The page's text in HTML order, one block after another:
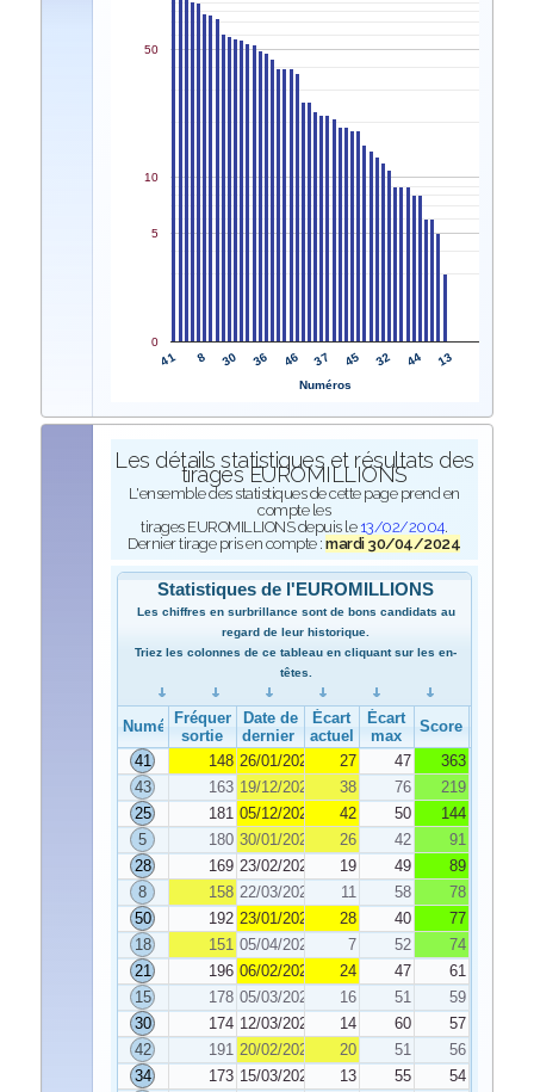
41 8 30 36 46 37 45 32 44 13
0
5
10
50
Numéros
Les détails statistiques et résultats des
tirages EUROMILLIONS
L'ensemble des statistiques de cette page prend en
compte les
tirages EUROMILLIONS depuis le 13/02/2004.
Dernier tirage pris en compte :mardi 30/04/2024
Statistiques de l'EUROMILLIONS
Les chiffres en surbrillance sont de bons candidats au
regard de leur historique.
Triez les colonnes de ce tableau en cliquant sur les en-
têtes.
NuméroFréquence de
sortie
Date de
dernier tirage
Écart
actuel
Écart
max
Score
41
148 26/01/2024 27 47
363
43
163 19/12/2023 38 76
219
25
181 05/12/2023 42 50
144
5
180 30/01/2024 26 42
91
28
169 23/02/2024 19 49
89
8
158 22/03/2024 11 58
78
50
192 23/01/2024 28 40
77
18
151 05/04/2024 7 52
74
21
196 06/02/2024 24 47
61
15
178 05/03/2024 16 51
59
30
174 12/03/2024 14 60
57
42
191 20/02/2024 20 51
56
34
173 15/03/2024 13 55
54